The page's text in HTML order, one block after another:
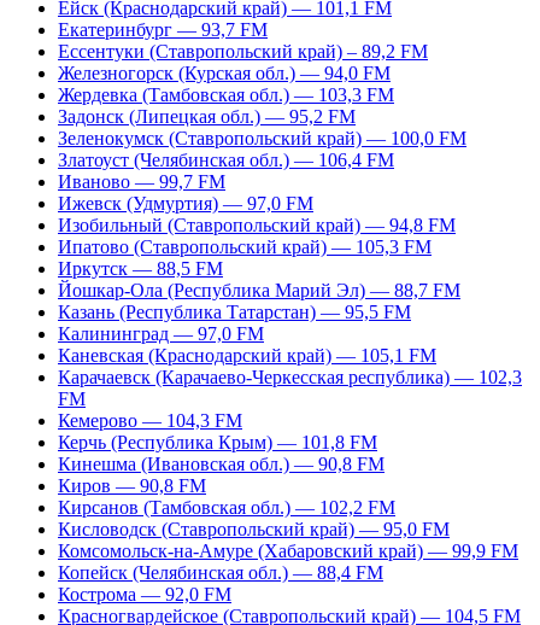
Ейск (Краснодарский край) — 101,1 FM
Екатеринбург — 93,7 FM
Ессентуки (Ставропольский край) – 89,2 FM
Железногорск (Курская обл.) — 94,0 FM
Жердевка (Тамбовская обл.) — 103,3 FM
Задонск (Липецкая обл.) — 95,2 FM
Зеленокумск (Ставропольский край) — 100,0 FM
Златоуст (Челябинская обл.) — 106,4 FM
Иваново — 99,7 FM
Ижевск (Удмуртия) — 97,0 FM
Изобильный (Ставропольский край) — 94,8 FM
Ипатово (Ставропольский край) — 105,3 FM
Иркутск — 88,5 FM
Йошкар-Ола (Республика Марий Эл) — 88,7 FM
Казань (Республика Татарстан) — 95,5 FM
Калининград — 97,0 FM
Каневская (Краснодарский край) — 105,1 FM
Карачаевск (Карачаево-Черкесская республика) — 102,3
FM
Кемерово — 104,3 FM
Керчь (Республика Крым) — 101,8 FM
Кинешма (Ивановская обл.) — 90,8 FM
Киров — 90,8 FM
Кирсанов (Тамбовская обл.) — 102,2 FM
Кисловодск (Ставропольский край) — 95,0 FM
Комсомольск-на-Амуре (Хабаровский край) — 99,9 FM
Копейск (Челябинская обл.) — 88,4 FM
Кострома — 92,0 FM
Красногвардейское (Ставропольский край) — 104,5 FM